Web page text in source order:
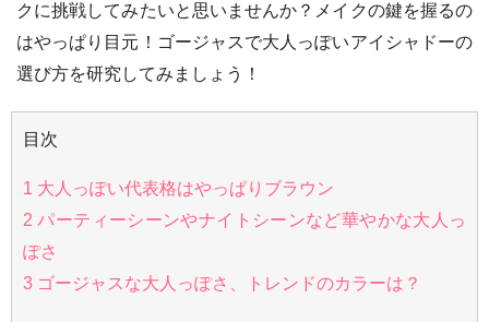
クに挑戦してみたいと思いませんか？メイクの鍵を握るの
はやっぱり目元！ゴージャスで大人っぽいアイシャドーの
選び方を研究してみましょう！
目次
1 大人っぽい代表格はやっぱりブラウン
2 パーティーシーンやナイトシーンなど華やかな大人っ
ぽさ
3 ゴージャスな大人っぽさ、トレンドのカラーは？